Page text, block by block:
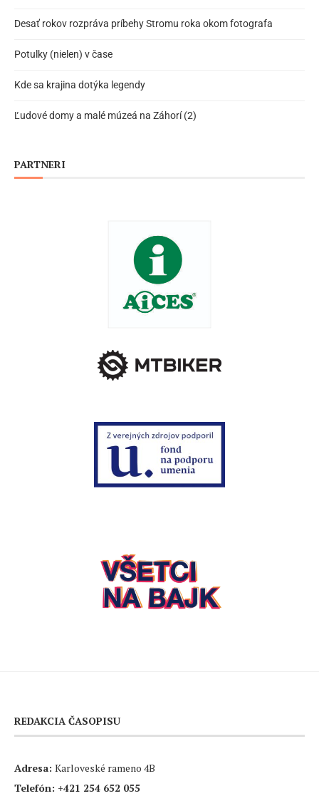
Desať rokov rozpráva príbehy Stromu roka okom fotografa
Potulky (nielen) v čase
Kde sa krajina dotýka legendy
Ľudové domy a malé múzeá na Záhorí (2)
PARTNERI
REDAKCIA ČASOPISU
Adresa: Karloveské rameno 4B
Telefón: +421 254 652 055